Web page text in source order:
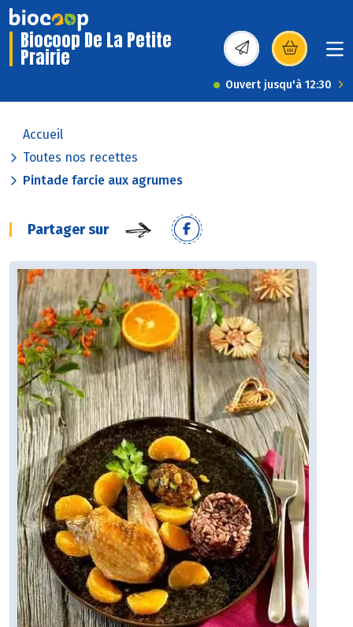
Biocoop De La Petite
Prairie (s’ouvre dans une
Ouvert jusqu'à 12:30
Accueil
Toutes nos recettes
Pintade farcie aux agrumes
Partager sur